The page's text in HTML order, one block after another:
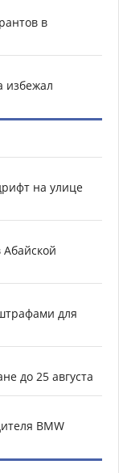
в
избежал
на улице
для
до 25 августа
BMW